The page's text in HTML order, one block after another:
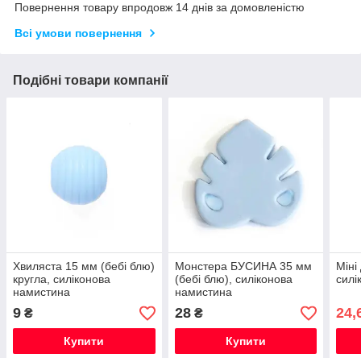
Повернення товару впродовж 14 днів за домовленістю
Всі умови повернення
Подібні товари компанії
Хвиляста 15 мм (бебі блю)
кругла, силіконова
намистина
9 ₴
Купити
Монстера БУСИНА 35 мм
(бебі блю), силіконова
намистина
28₴
Купити